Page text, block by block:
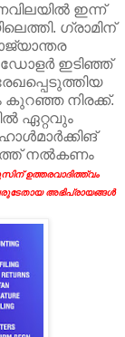
ഇന്ന്
ഗ്രാമിന്
ഇടിഞ്ഞ്
നിരക്ക്.
ഏറ്റവും
നൽകണം
ഉത്തരവാദിത്ത്വം
അഭിപ്രായങ്ങൾ